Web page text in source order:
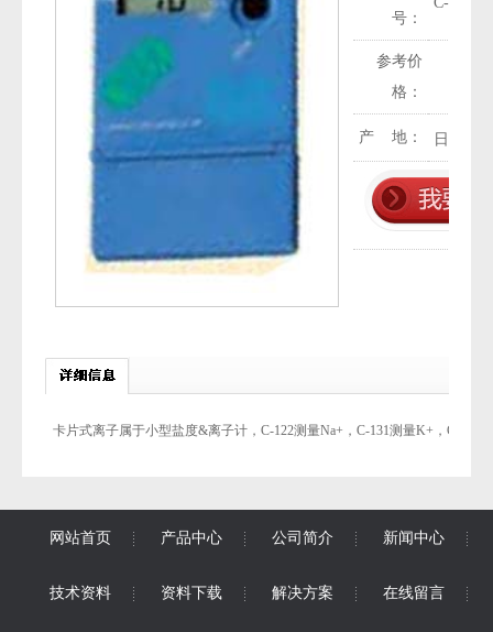
号：
参考价
格：
产 地： 日本
卡片式离子属于小型盐度&离子计，C-122测量Na+，C-131测量K+，C-121
网站首页 产品中心 公司简介 新闻中心
技术资料 资料下载 解决方案 在线留言